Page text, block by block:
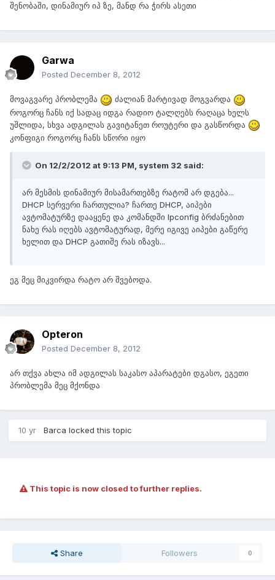
შენობაში, დინამიურ იპ ზე, მანდ რა ჭირს ასეთი
Garwa
Posted December 8, 2012
მოვაგვარე პრობლემა
ძალიან მარტივად მოგვარდა
როგორც ჩანს იქ სადაც იდგა რადიო ტალღებს რაღაცა ხელს
უშლიდა, სხვა ადგილას გავიტანეთ როუტერი და გასწორდა
კონფიგი როგორც ჩანს სწორი იყო
On 12/2/2012 at 9:13 PM, system 32 said:
არ მესმის დინამიურ მისამართებზე რატომ არ დგება...
DHCP სერვერი ჩართულია? ჩართე DHCP, აიპები
ავტომატურზე დააყენე და კომანდში Ipconfig ბრძანებით
ნახე რას იღებს ავტომატურად, მერე იგივე აიპები გაწერე
ხელით და DHCP გათიშე რას იზავს...
ეგ მეც მიკვირდა რატო არ შვებოდა.
Opteron
Posted December 8, 2012
არ თქვა ახლა იმ ადგილას საკასო აპარატები დგასო, ეგეთი
პრობლემა მეც მქონდა
10 yr Barca locked this topic
This topic is now closed to further replies.
Share Followers 0